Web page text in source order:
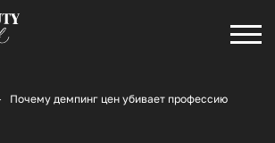
Почему демпинг цен убивает профессию